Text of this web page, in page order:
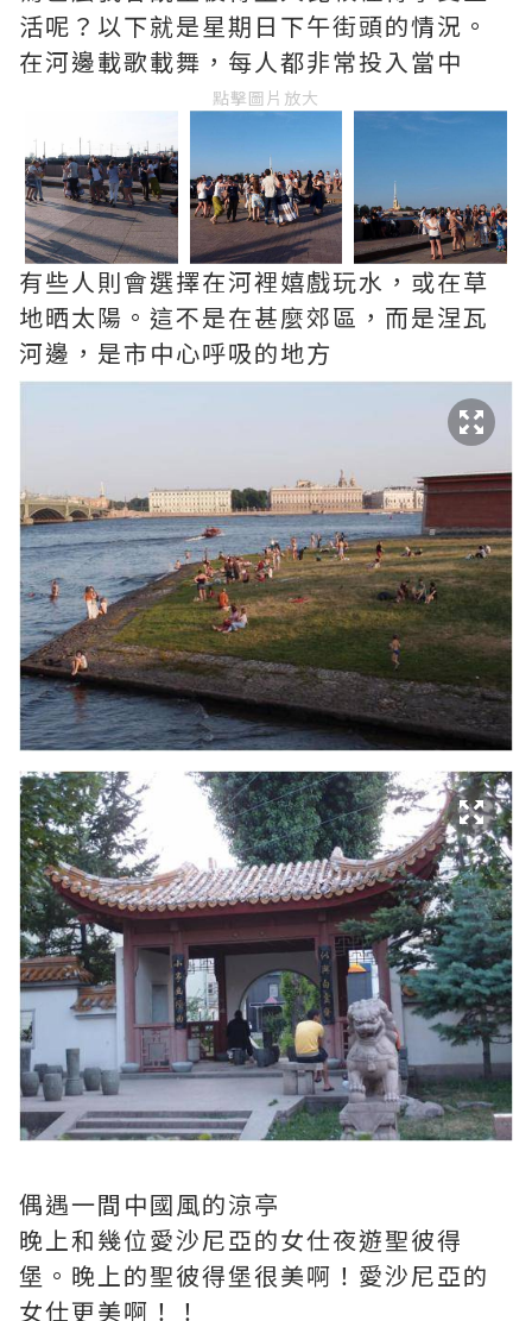
活呢？以下就是星期日下午街頭的情況。
在河邊載歌載舞，每人都非常投入當中
點擊圖片放大
有些人則會選擇在河裡嬉戲玩水，或在草
地晒太陽。這不是在甚麼郊區，而是涅瓦
河邊，是市中心呼吸的地方
偶遇一間中國風的涼亭
晚上和幾位愛沙尼亞的女仕夜遊聖彼得
堡。晚上的聖彼得堡很美啊！愛沙尼亞的
女仕更美啊！！